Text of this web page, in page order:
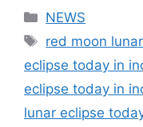
Categories
NEWS
Tags
red moon
eclipse today in
eclipse today in
lunar eclipse